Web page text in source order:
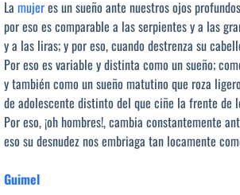
La mujeres un sueño ante nuestros ojos
por eso es comparable a las serpientes y a las
y a las liras; y por eso, cuando destrenza su
Por eso es variable y distinta como un sueño;
y también como un sueño matutino que roza
de adolescente distinto del que ciñe la frente de
Por eso, ¡oh hombres!, cambia constantemente
eso su desnudez nos embriaga tan locamente
Guimel